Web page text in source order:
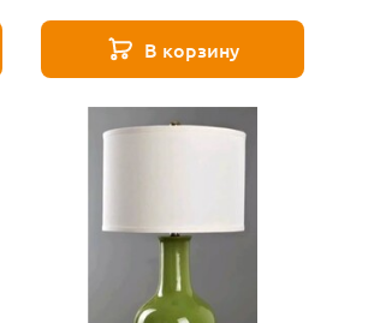
В корзину